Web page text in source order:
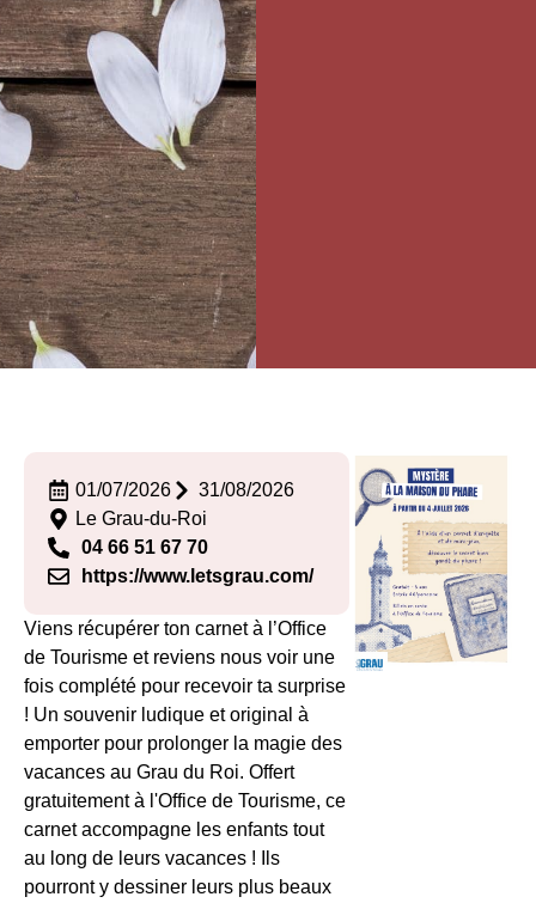
01/07/2026
31/08/2026
Le Grau-du-Roi
04 66 51 67 70
https://www.letsgrau.com/
Viens récupérer ton carnet à l’Office
de Tourisme et reviens nous voir une
fois complété pour recevoir ta surprise
! Un souvenir ludique et original à
emporter pour prolonger la magie des
vacances au Grau du Roi. Offert
gratuitement à l'Office de Tourisme, ce
carnet accompagne les enfants tout
au long de leurs vacances ! Ils
pourront y dessiner leurs plus beaux